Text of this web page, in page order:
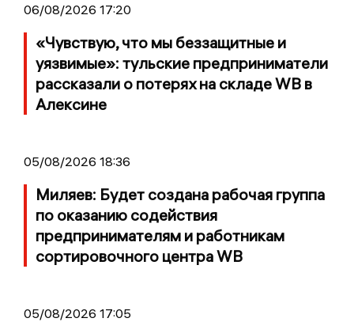
06/08/2026 17:20
«Чувствую, что мы беззащитные и
уязвимые»: тульские предприниматели
рассказали о потерях на складе WB в
Алексине
05/08/2026 18:36
Миляев: Будет создана рабочая группа
по оказанию содействия
предпринимателям и работникам
сортировочного центра WB
05/08/2026 17:05